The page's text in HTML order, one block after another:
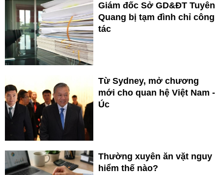
Giám đốc Sở GD&ĐT Tuyên
Quang bị tạm đình chỉ công
tác
Từ Sydney, mở chương
mới cho quan hệ Việt Nam -
Úc
Thường xuyên ăn vặt nguy
hiểm thế nào?